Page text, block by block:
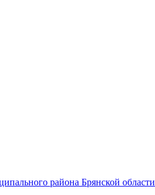
района Брянской области